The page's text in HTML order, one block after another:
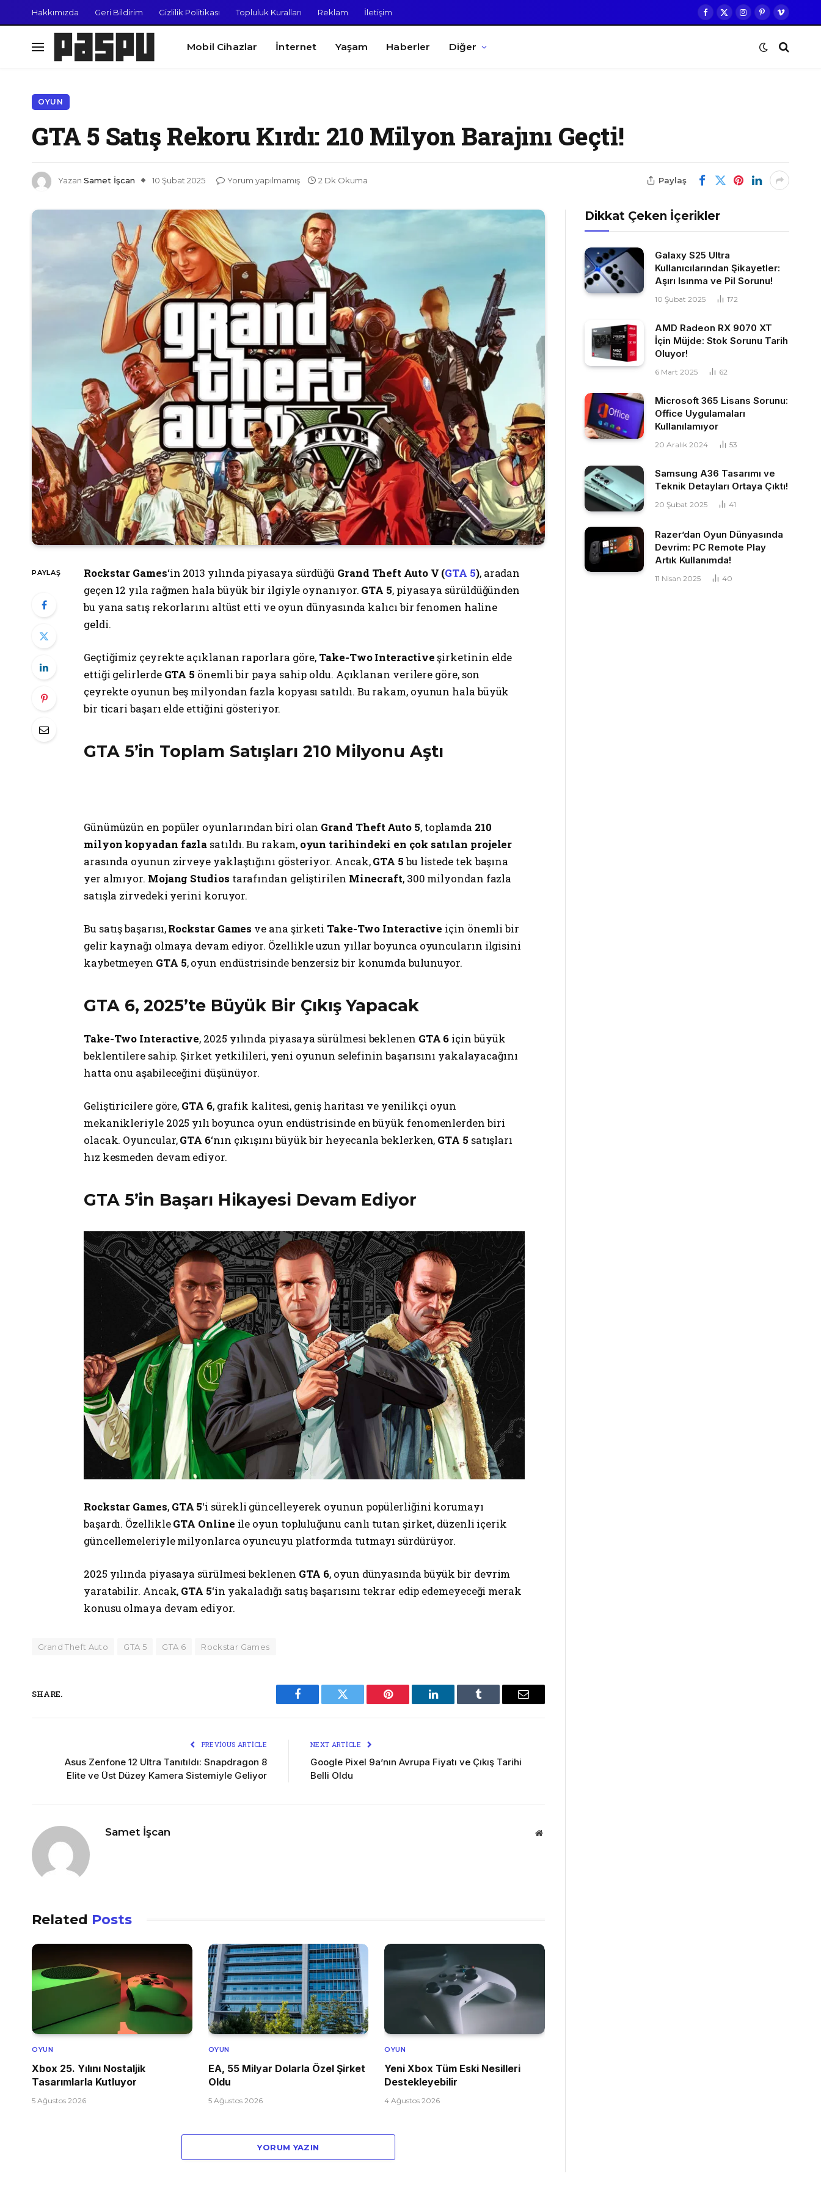
Hakkımızda Geri Bildirim Gizlilik Politikası Topluluk Kuralları Reklam İletişim Facebook
X
Instagram
Pinterest
Vimeo
Mobil Cihazlar İnternet Yaşam Haberler Diğer
OYUN
GTA 5 Satış Rekoru Kırdı: 210 Milyon Barajını Geçti!
Yazan Samet İşcan 10 Şubat 2025 Yorum yapılmamış 2 Dk Okuma Paylaş
PAYLAŞ Rockstar Games‘in 2013 yılında piyasaya sürdüğü Grand Theft Auto V (GTA 5), aradan
geçen 12 yıla rağmen hala büyük bir ilgiyle oynanıyor. GTA 5, piyasaya sürüldüğünden
bu yana satış rekorlarını altüst etti ve oyun dünyasında kalıcı bir fenomen haline
geldi.
Geçtiğimiz çeyrekte açıklanan raporlara göre, Take-Two Interactiveşirketinin elde
ettiği gelirlerde GTA 5 önemli bir paya sahip oldu. Açıklanan verilere göre, son
çeyrekte oyunun beş milyondan fazla kopyası satıldı. Bu rakam, oyunun hala büyük
bir ticari başarı elde ettiğini gösteriyor.
GTA 5’in Toplam Satışları 210 Milyonu Aştı
Günümüzün en popüler oyunlarından biri olan Grand Theft Auto 5, toplamda 210
milyon kopyadan fazla satıldı. Bu rakam, oyun tarihindeki en çok satılan projeler
arasında oyunun zirveye yaklaştığını gösteriyor. Ancak,GTA 5bu listede tek başına
yer almıyor. Mojang Studios tarafından geliştirilen Minecraft, 300 milyondan fazla
satışla zirvedeki yerini koruyor.
Bu satış başarısı,Rockstar Games ve ana şirketi Take-Two Interactive için önemli bir
gelir kaynağı olmaya devam ediyor. Özellikle uzun yıllar boyunca oyuncuların ilgisini
kaybetmeyen GTA 5, oyun endüstrisinde benzersiz bir konumda bulunuyor.
GTA 6, 2025’te Büyük Bir Çıkış Yapacak
Take-Two Interactive, 2025 yılında piyasaya sürülmesi beklenen GTA 6 için büyük
beklentilere sahip. Şirket yetkilileri, yeni oyunun selefinin başarısını yakalayacağını
hatta onu aşabileceğini düşünüyor.
Geliştiricilere göre, GTA 6, grafik kalitesi, geniş haritası ve yenilikçi oyun
mekanikleriyle 2025 yılı boyunca oyun endüstrisinde en büyük fenomenlerden biri
olacak. Oyuncular,GTA 6‘nın çıkışını büyük bir heyecanla beklerken, GTA 5 satışları
hız kesmeden devam ediyor.
GTA 5’in Başarı Hikayesi Devam Ediyor
Rockstar Games, GTA 5‘i sürekli güncelleyerek oyunun popülerliğini korumayı
başardı. ÖzellikleGTA Online ile oyun topluluğunu canlı tutan şirket, düzenli içerik
güncellemeleriyle milyonlarca oyuncuyu platformda tutmayı sürdürüyor.
2025 yılında piyasaya sürülmesi beklenen GTA 6, oyun dünyasında büyük bir devrim
yaratabilir. Ancak, GTA 5‘in yakaladığı satış başarısını tekrar edip edemeyeceği merak
konusu olmaya devam ediyor.
Grand Theft Auto GTA 5 GTA 6 Rockstar Games
SHARE.
Facebook Twitter Pinterest LinkedIn Tumblr Email
PREVIOUS ARTICLE
Asus Zenfone 12 Ultra Tanıtıldı: Snapdragon 8
Elite ve Üst Düzey Kamera Sistemiyle Geliyor
NEXT ARTICLE
Google Pixel 9a’nın Avrupa Fiyatı ve Çıkış Tarihi
Belli Oldu
Samet İşcan Website
Related Posts
OYUN
Xbox 25. Yılını Nostaljik
Tasarımlarla Kutluyor
5 Ağustos 2026
OYUN
EA, 55 Milyar Dolarla Özel Şirket
Oldu
5 Ağustos 2026
OYUN
Yeni Xbox Tüm Eski Nesilleri
Destekleyebilir
4 Ağustos 2026
YORUM YAZIN
Dikkat Çeken İçerikler
Galaxy S25 Ultra
Kullanıcılarından Şikayetler:
Aşırı Isınma ve Pil Sorunu!
10 Şubat 2025 172
AMD Radeon RX 9070 XT
İçin Müjde: Stok Sorunu Tarih
Oluyor!
6 Mart 2025 62
Microsoft 365 Lisans Sorunu:
Office Uygulamaları
Kullanılamıyor
20 Aralık 2024 53
Samsung A36 Tasarımı ve
Teknik Detayları Ortaya Çıktı!
20 Şubat 2025 41
Razer’dan Oyun Dünyasında
Devrim: PC Remote Play
Artık Kullanımda!
11 Nisan 2025 40